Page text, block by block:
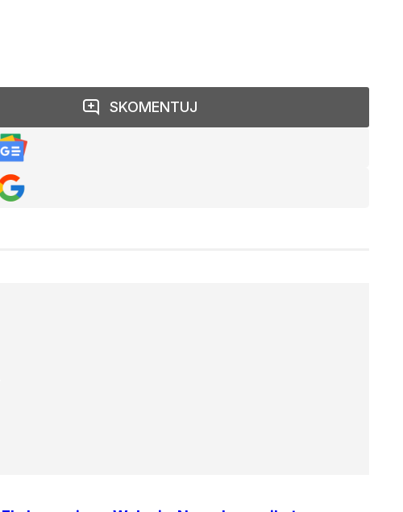
SKOMENTUJ